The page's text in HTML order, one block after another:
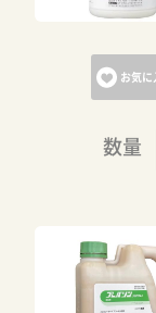
お気
数量